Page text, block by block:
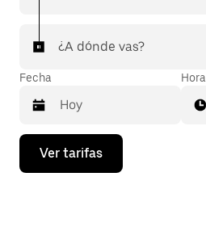
¿A dónde vas?
Fecha
Presiona
flecha
Hora
Ver tarifas